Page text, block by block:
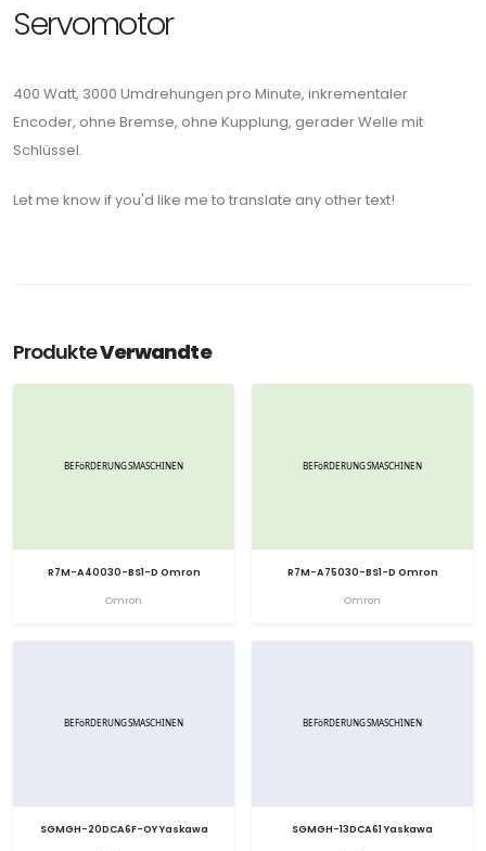
Servomotor
400 Watt, 3000 Umdrehungen pro Minute, inkrementaler
Encoder, ohne Bremse, ohne Kupplung, gerader Welle mit
Schlüssel.
Let me know if you'd like me to translate any other text!
ProdukteVerwandte
R7M-A40030-BS1-D Omron
Omron
R7M-A75030-BS1-D Omron
Omron
SGMGH-20DCA6F-OY Yaskawa
SGMGH-13DCA61 Yaskawa